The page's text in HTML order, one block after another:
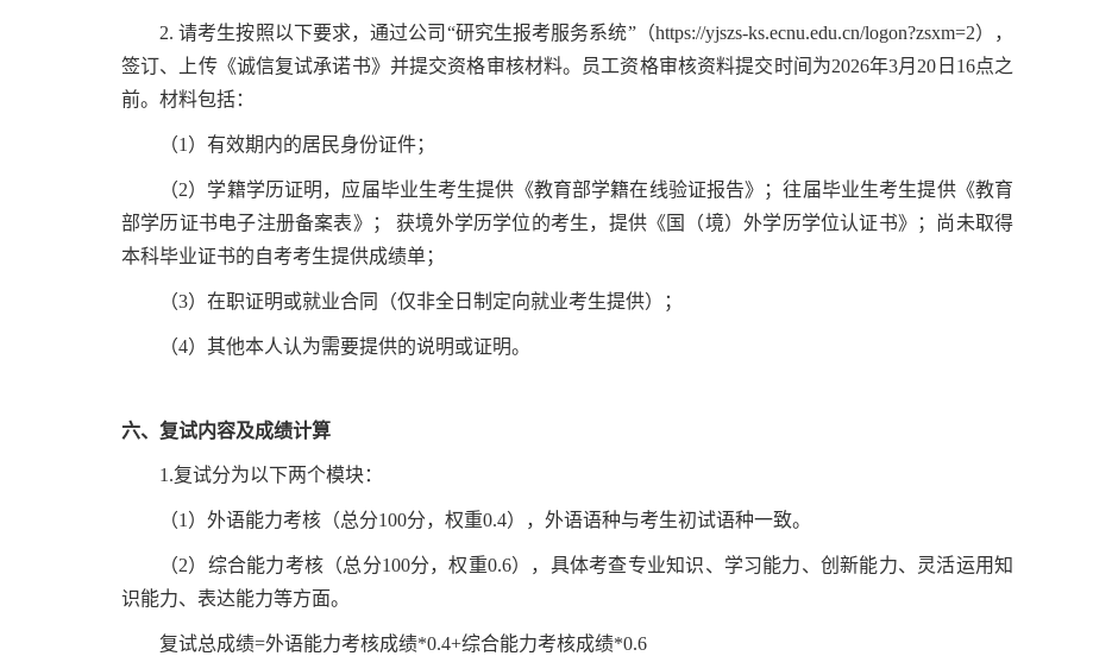
2. 请考生按照以下要求，通过公司“研究生报考服务系统”（https://yjszs-ks.ecnu.edu.cn/logon?zsxm=2），
签订、上传《诚信复试承诺书》并提交资格审核材料。员工资格审核资料提交时间为2026年3月20日16点之
前。材料包括：
（1）有效期内的居民身份证件；
（2）学籍学历证明，应届毕业生考生提供《教育部学籍在线验证报告》；往届毕业生考生提供《教育
部学历证书电子注册备案表》； 获境外学历学位的考生，提供《国（境）外学历学位认证书》；尚未取得
本科毕业证书的自考考生提供成绩单；
（3）在职证明或就业合同（仅非全日制定向就业考生提供）；
（4）其他本人认为需要提供的说明或证明。
六、复试内容及成绩计算
1.复试分为以下两个模块：
（1）外语能力考核（总分100分，权重0.4），外语语种与考生初试语种一致。
（2）综合能力考核（总分100分，权重0.6），具体考查专业知识、学习能力、创新能力、灵活运用知
识能力、表达能力等方面。
复试总成绩=外语能力考核成绩*0.4+综合能力考核成绩*0.6